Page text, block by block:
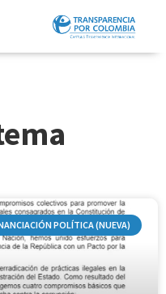
POLÍTICA (NUEVA)